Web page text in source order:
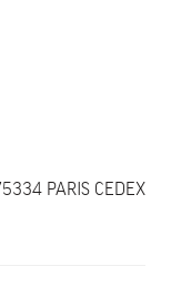
PARIS CEDEX